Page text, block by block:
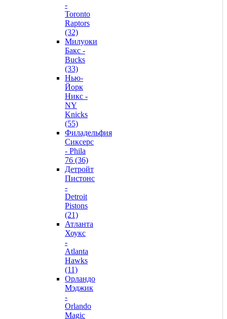
-
Toronto
Raptors
(32)
Милуоки
Бакс -
Bucks
(33)
Нью-
Йорк
Никс -
NY
Knicks
(55)
Филадельфия
Сиксерс
- Phila
76 (36)
Детройт
Пистонс
-
Detroit
Pistons
(21)
Атланта
Хоукс
-
Atlanta
Hawks
(11)
Орландо
Мэджик
-
Orlando
Magic